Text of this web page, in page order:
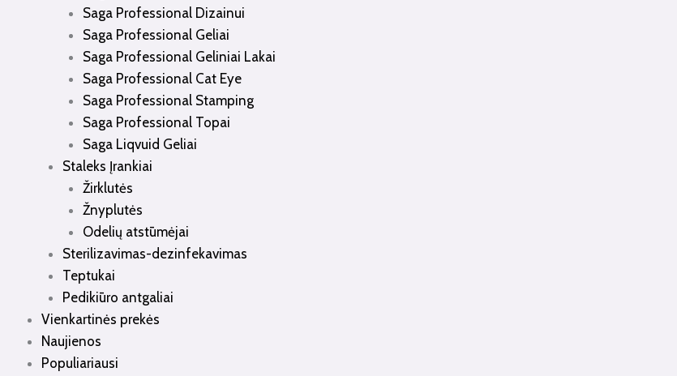
Saga Professional Dizainui
Saga Professional Geliai
Saga Professional Geliniai Lakai
Saga Professional Cat Eye
Saga Professional Stamping
Saga Professional Topai
Saga Liqvuid Geliai
Staleks Įrankiai
Žirklutės
Žnyplutės
Odelių atstūmėjai
Sterilizavimas-dezinfekavimas
Teptukai
Pedikiūro antgaliai
Vienkartinės prekės
Naujienos
Populiariausi